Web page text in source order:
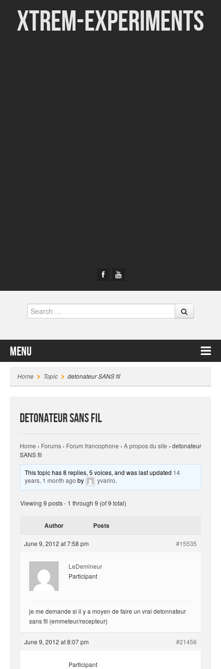
Xtrem-Experiments
Search
Menu
Home
Topic detonateur SANS fil
detonateur SANS fil
Home › Forums › Forum francophone › A propos du site › detonateur
SANS fil
This topic has 8 replies, 5 voices, and was last updated 14
years, 1 month ago by yvariro.
Viewing 9 posts - 1 through 9 (of 9 total)
Author Posts
June 9, 2012 at 7:58 pm #15535
LeDemineur
Participant
je me demande si il y a moyen de faire un vrai detonnateur
sans fil (emmeteur/recepteur)
June 9, 2012 at 8:07 pm #21456
Participant